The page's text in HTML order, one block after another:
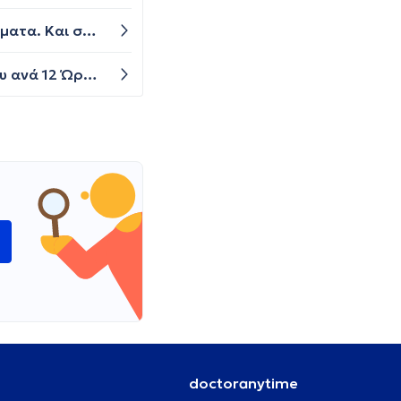
Γειά σας έχω 5 μερες πονόλαιμο πρησμενες κόκκινες αμυγδαλες και λαιμό.χωρις πυον και χωρίς αλλά συμπτώματα. Και σήμερα 5η μέρα πονάει πολύ και δε μπορώ να καταπιώ καθόλου.Ανησυχω γιατί αντί να υποχωρεί χειροτέρεψε. Μήπως χρειάζεται αντιβίωση?
Καλησπέρα σας. Ο γιος μου ο μεγάλος νόσησε με στρεπτόκοκκο και παίρνουμε αντιβίωση από Κυριακή βράδυ ανά 12 Ώρα. Αυτό που με ανησυχεί είναι πότε σταματάει να μεταδίδει γιατί έχω ένα μωράκι 8 μηνών και φοβάμαι μη κολλήσει.
doctoranytime